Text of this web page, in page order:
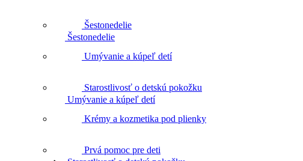
Šestonedelie
Umývanie a kúpeľ detí
Starostlivosť o detskú pokožku
Krémy a kozmetika pod plienky
Prvá pomoc pre deti